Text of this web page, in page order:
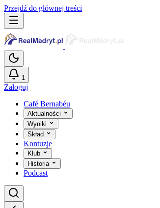
Przejdź do głównej treści
1
Zaloguj
Café Bernabéu
Aktualności
Wyniki
Skład
Kontuzje
Klub
Historia
Podcast